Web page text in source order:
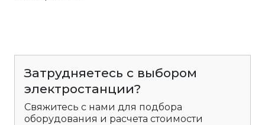
Затрудняетесь с выбором
электростанции?
Свяжитесь с нами для подбора
оборудования и расчета стоимости